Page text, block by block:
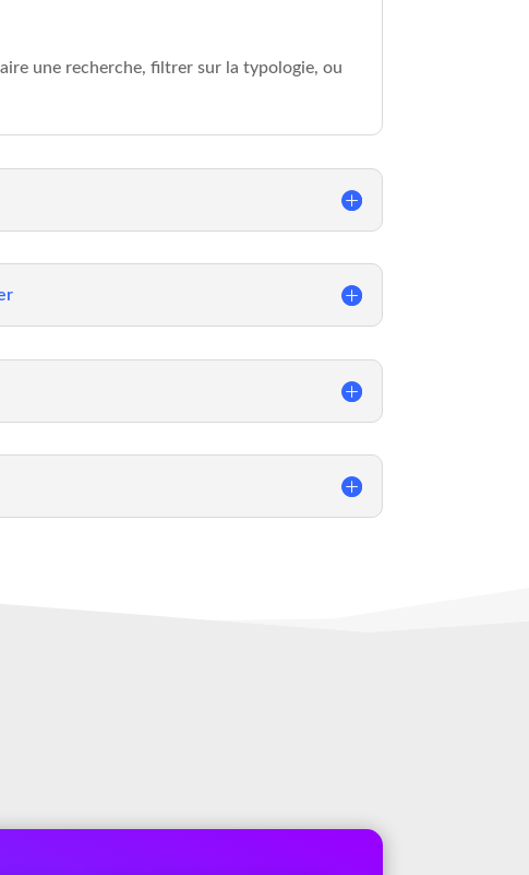
une recherche, filtrer sur la typologie, ou